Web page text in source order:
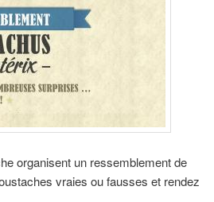
organisent un ressemblement de
vraies ou fausses et rendez